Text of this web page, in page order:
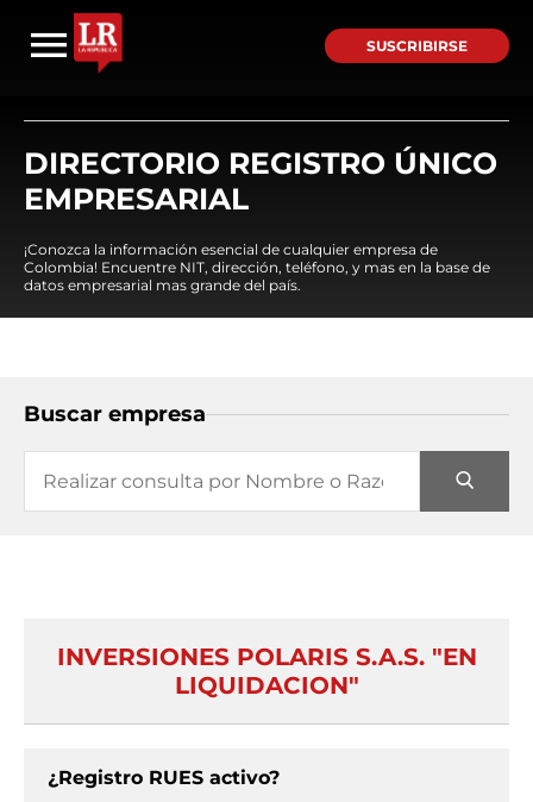
SUSCRIBIRSE
DIRECTORIO REGISTRO ÚNICO
EMPRESARIAL
¡Conozca la información esencial de cualquier empresa de
Colombia! Encuentre NIT, dirección, teléfono, y mas en la base de
datos empresarial mas grande del país.
Buscar empresa
INVERSIONES POLARIS S.A.S. "EN
LIQUIDACION"
¿Registro RUES activo?